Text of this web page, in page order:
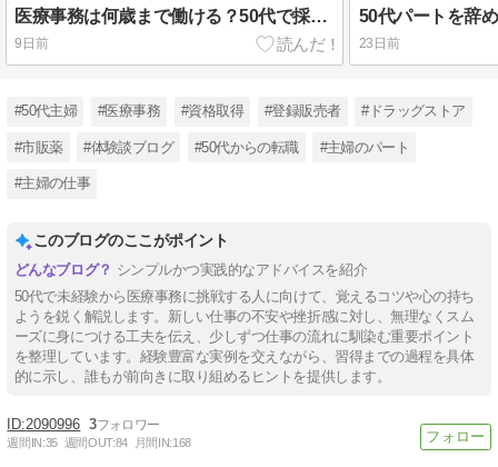
医療事務は何歳まで働ける？50代で採用された私が見た職場のリアル
9日前 23日前
#50代主婦 #医療事務 #資格取得 #登録販売者 #ドラッグストア
#市販薬 #体験談ブログ #50代からの転職 #主婦のパート
#主婦の仕事
このブログのここがポイント
シンプルかつ実践的なアドバイスを紹介
50代で未経験から医療事務に挑戦する人に向けて、覚えるコツや心の持ち
ようを鋭く解説します。新しい仕事の不安や挫折感に対し、無理なくスム
ーズに身につける工夫を伝え、少しずつ仕事の流れに馴染む重要ポイント
を整理しています。経験豊富な実例を交えながら、習得までの過程を具体
的に示し、誰もが前向きに取り組めるヒントを提供します。
2090996 3
週間IN:35 週間OUT:84 月間IN:168